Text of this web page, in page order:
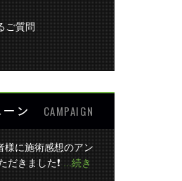
ご質問
ン CAMPAIGN
様に施術感想のアン
だきました❗...続き